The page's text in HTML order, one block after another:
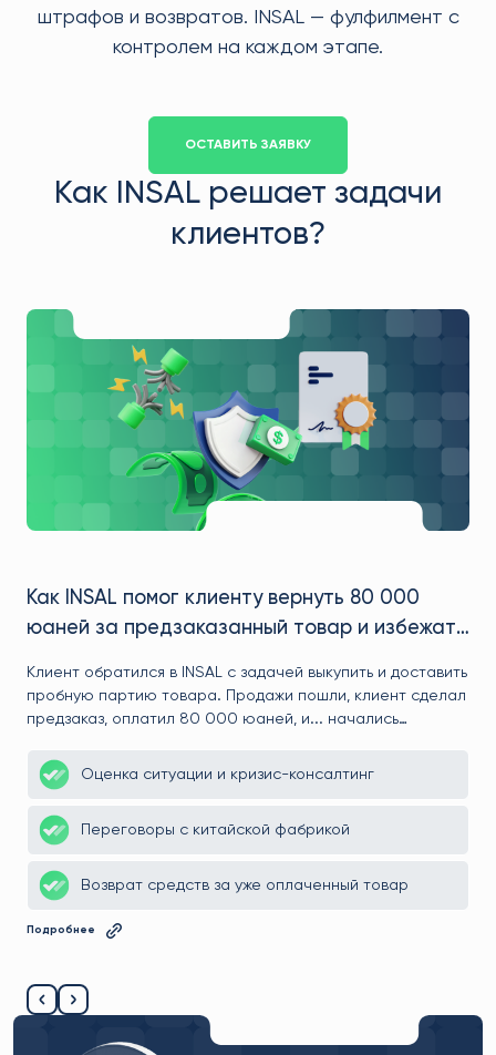
штрафов и возвратов. INSAL — фулфилмент с
контролем на каждом этапе.
ОСТАВИТЬ ЗАЯВКУ
Как INSAL решает задачи
клиентов?
000
избежать
и доставить
сделал
всё до
в товар,
Как мы помогли клиенту Марку
200 000₽ и вырваться вперёд на
маркетплейсе
Марк пришёл к нам с идеей начать продажи на
маркетплейсах, но без конкретного понимания
начать. Мы помогли найти товар с высоким
договорились о выгодной цене с фабрикой,
перед конкурентами.
Заключение контракта с производителем
Организация предзаказа на выгодных